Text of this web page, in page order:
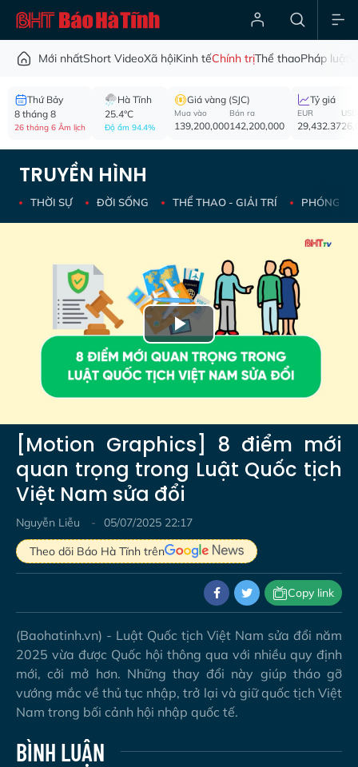
Mới nhấtShort VideoXã hộiKinh tếChính trịThể thaoPháp luật
Thứ Bảy
8 tháng 8
26 tháng 6 Âm lịch
Hà Tĩnh
25.4°C
Độ ẩm 94.4%
Giá vàng (SJC)
Mua vào
139,200,000
Bán ra
142,200,000
Tỷ giá
EUR
29,432.37
USD
TRUYỀN HÌNH
THỜI SỰ ĐỜI SỐNG THỂ THAO - GIẢI TRÍ PHÓNG
Play
Video
[Motion Graphics] 8 điểm mới
quan trọng trong Luật Quốc tịch
Việt Nam sửa đổi
Nguyễn Liễu
05/07/2025 22:17
Theo dõi Báo Hà Tĩnh trên
Copy link
(Baohatinh.vn) - Luật Quốc tịch Việt Nam sửa đổi năm
2025 vừa được Quốc hội thông qua với nhiều quy định
mới, cởi mở hơn. Những thay đổi này giúp tháo gỡ
vướng mắc về thủ tục nhập, trở lại và giữ quốc tịch Việt
Nam trong bối cảnh hội nhập quốc tế.
BÌNH LUẬN